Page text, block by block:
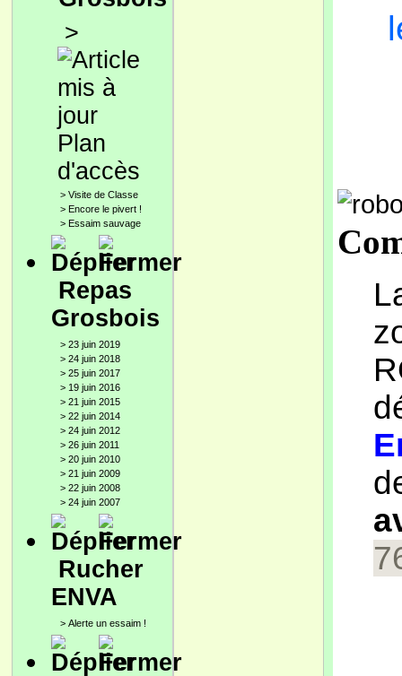
>
Plan
d'accès
> Visite de Classe
> Encore le pivert !
> Essaim sauvage
Repas
Grosbois
> 23 juin 2019
> 24 juin 2018
> 25 juin 2017
> 19 juin 2016
> 21 juin 2015
> 22 juin 2014
> 24 juin 2012
> 26 juin 2011
> 20 juin 2010
> 21 juin 2009
> 22 juin 2008
> 24 juin 2007
Rucher
ENVA
> Alerte un essaim !